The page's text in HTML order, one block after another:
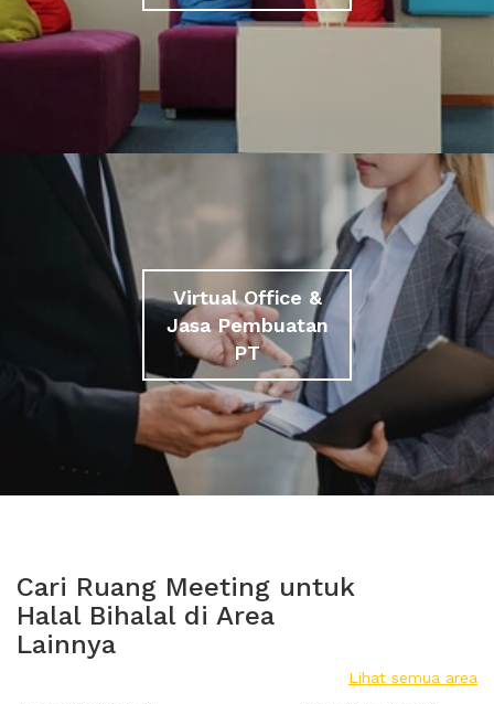
Virtual Office &
Jasa Pembuatan
PT
Cari Ruang Meeting untuk
Halal Bihalal di Area
Lainnya
Lihat semua area